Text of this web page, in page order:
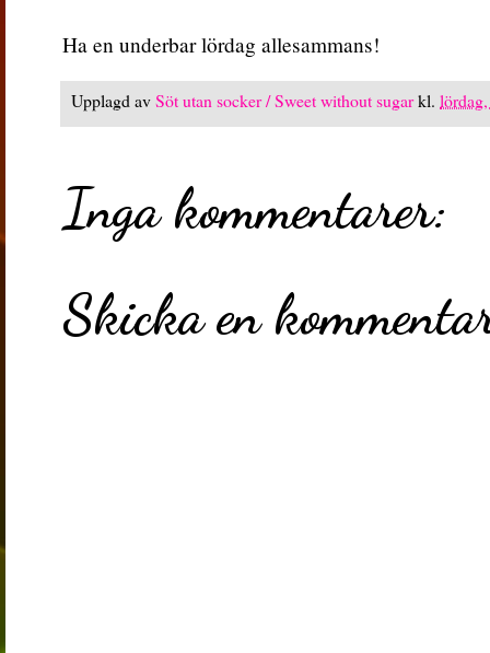
Ha en underbar lördag allesammans!
Upplagd avSöt utan socker / Sweet without sugarkl.
Inga kommentarer:
Skicka en